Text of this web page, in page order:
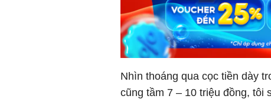
Nhìn thoáng qua cọc tiền dày
cũng tầm 7 – 10 triệu đồng, tôi